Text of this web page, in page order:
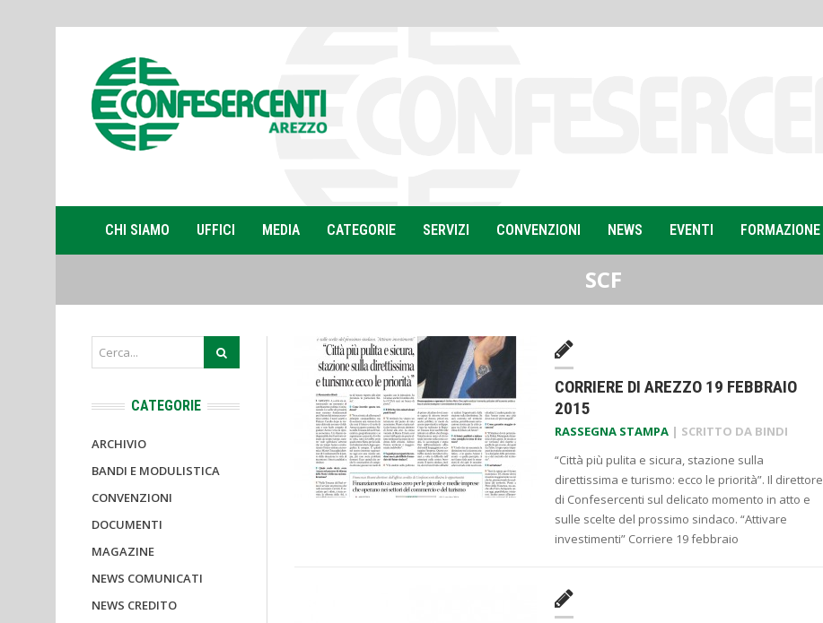
CHI SIAMO UFFICI MEDIA CATEGORIE SERVIZI CONVENZIONI NEWS EVENTI FORMAZIONE
SCF
CORRIERE DI AREZZO 19 FEBBRAIO
2015
RASSEGNA STAMPA | SCRITTO DA BINDI
“Città più pulita e sicura, stazione sulla
direttissima e turismo: ecco le priorità”. Il direttore
di Confesercenti sul delicato momento in atto e
sulle scelte del prossimo sindaco. “Attivare
investimenti” Corriere 19 febbraio
CATEGORIE
ARCHIVIO
BANDI E MODULISTICA
CONVENZIONI
DOCUMENTI
MAGAZINE
NEWS COMUNICATI
NEWS CREDITO